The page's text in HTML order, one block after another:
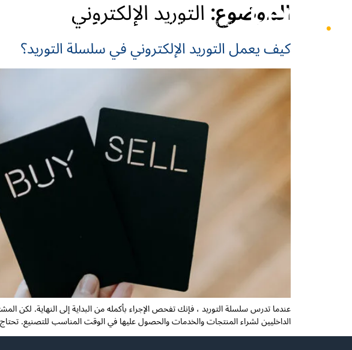
منتجاتنا الحلول المصادر الشركة الموضوع:التوريد الإلكتروني
كيف يعمل التوريد الإلكتروني في سلسلة التوريد؟
عندما تدرس سلسلة التوريد ، فإنك تفحص الإجراء بأكمله من البداية إلى النهاية.
الداخليين لشراء المنتجات والخدمات والحصول عليها في الوقت المناسب للتصنيع.